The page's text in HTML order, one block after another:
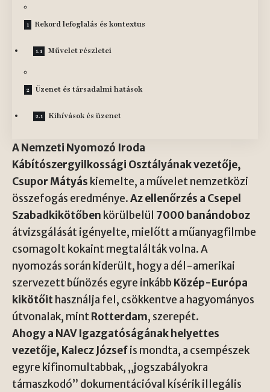
Rekord lefoglalás és kontextus
Művelet részletei
Üzenet és társadalmi hatások
Kihívások és üzenet
A Nemzeti Nyomozó Iroda
Kábítószergyilkossági Osztályának vezetője,
Csupor Mátyás kiemelte, a művelet nemzetközi
összefogás eredménye.Az ellenőrzés a Csepel
Szabadkikötőben körülbelül 7000 banándoboz
átvizsgálását igényelte, mielőtt a műanyagfilmbe
csomagolt kokaint megtalálták volna. A
nyomozás során kiderült, hogy a dél-amerikai
szervezett bűnözés egyre inkább Közép-Európa
kikötőit használja fel, csökkentve a hagyományos
útvonalak, mintRotterdam, szerepét.
Ahogy a NAV Igazgatóságának helyettes
vezetője, Kalecz Józsefis mondta, a csempészek
egyre kifinomultabbak, „jogszabályokra
támaszkodó” dokumentációval kísérik illegális